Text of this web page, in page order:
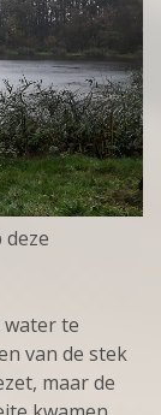
te
van de stek
maar de